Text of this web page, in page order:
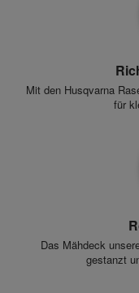
Mit den Husqvarna
für
Das Mähdeck
gestanzt